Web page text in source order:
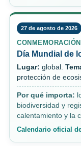
27 de agosto de 2026
Día Mundial de
Lugar: global.
protección de
Por qué importa:
biodiversidad y
calentamiento y la
Calendario oficial